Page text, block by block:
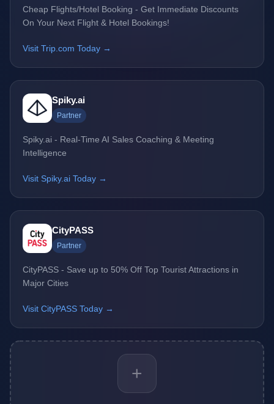
Cheap Flights/Hotel Booking - Get Immediate Discounts
On Your Next Flight & Hotel Bookings!
Visit Trip.com Today →
Spiky.ai
Partner
Spiky.ai - Real-Time AI Sales Coaching & Meeting
Intelligence
Visit Spiky.ai Today →
CityPASS
Partner
CityPASS - Save up to 50% Off Top Tourist Attractions in
Major Cities
Visit CityPASS Today →
+